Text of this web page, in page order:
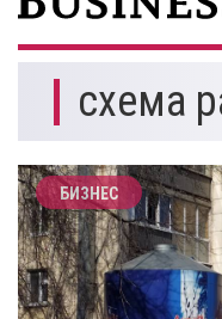
схема
БИЗНЕС